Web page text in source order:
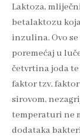
Laktoza,
betalaktozu
inzulina. Ovo
poremećaj u
četvrtina joda
faktor tzv.
sirovom,
temperaturi ne
dodataka